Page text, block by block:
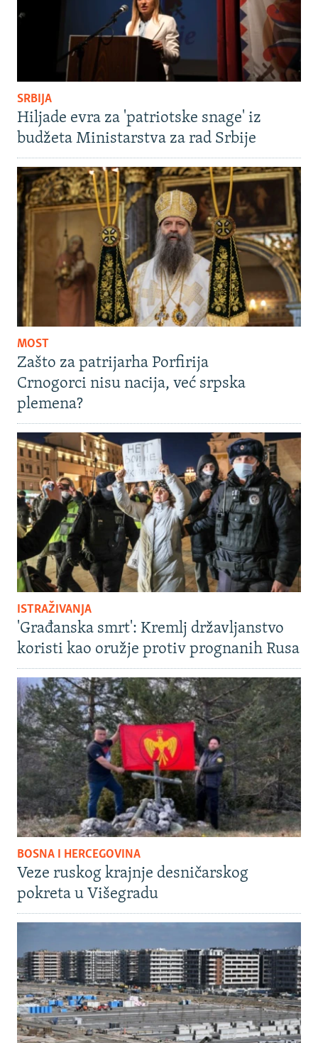
SRBIJA
Hiljade evra za 'patriotske snage' iz
budžeta Ministarstva za rad Srbije
MOST
Zašto za patrijarha Porfirija
Crnogorci nisu nacija, već srpska
plemena?
ISTRAŽIVANJA
'Građanska smrt': Kremlj državljanstvo
koristi kao oružje protiv prognanih Rusa
BOSNA I HERCEGOVINA
Veze ruskog krajnje desničarskog
pokreta u Višegradu